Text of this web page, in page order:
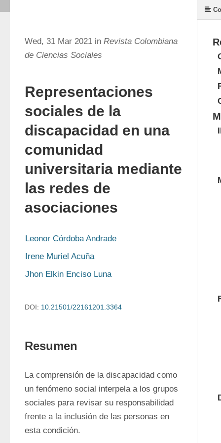
Wed, 31 Mar 2021 in Revista Colombiana
de Ciencias Sociales
Representaciones
sociales de la
discapacidad en una
comunidad
universitaria mediante
las redes de
asociaciones
Leonor Córdoba Andrade
Irene Muriel Acuña
Jhon Elkin Enciso Luna
DOI: 10.21501/22161201.3364
Resumen
La comprensión de la discapacidad como
un fenómeno social interpela a los grupos
sociales para revisar su responsabilidad
frente a la inclusión de las personas en
esta condición.